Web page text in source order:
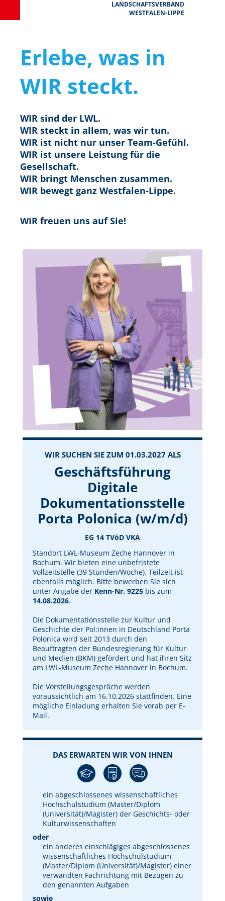
LANDSCHAFTSVERBAND
WESTFALEN-LIPPE
Erlebe, was in
WIR steckt.
WIR sind der LWL.
WIR steckt in allem, was wir tun.
WIR ist nicht nur unser Team-Gefühl.
WIR ist unsere Leistung für die
Gesellschaft.
WIR bringt Menschen zusammen.
WIR bewegt ganz Westfalen-Lippe.
WIR freuen uns auf Sie!
WIR SUCHEN SIE ZUM 01.03.2027 ALS
Geschäftsführung
Digitale
Dokumentationsstelle
Porta Polonica (w/m/d)
EG 14 TVöD VKA
Standort LWL-Museum Zeche Hannover in
Bochum. Wir bieten eine unbefristete
Vollzeitstelle (39 Stunden/Woche). Teilzeit ist
ebenfalls möglich. Bitte bewerben Sie sich
unter Angabe der Kenn-Nr. 9225bis zum
14.08.2026.
Die Dokumentationsstelle zur Kultur und
Geschichte der Pol:innen in Deutschland Porta
Polonica wird seit 2013 durch den
Beauftragten der Bundesregierung für Kultur
und Medien (BKM) gefördert und hat ihren Sitz
am LWL-Museum Zeche Hannover in Bochum.
Die Vorstellungsgespräche werden
voraussichtlich am 16.10.2026 stattfinden. Eine
mögliche Einladung erhalten Sie vorab per E-
Mail.
DAS ERWARTEN WIR VON IHNEN
ein abgeschlossenes wissenschaftliches
Hochschulstudium (Master/Diplom
(Universität)/Magister) der Geschichts- oder
Kulturwissenschaften
oder
ein anderes einschlägiges abgeschlossenes
wissenschaftliches Hochschulstudium
(Master/Diplom (Universität)/Magister) einer
verwandten Fachrichtung mit Bezügen zu
den genannten Aufgaben
sowie